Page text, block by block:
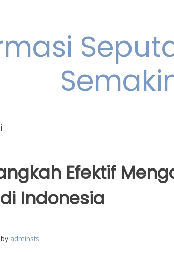
Efektif
Indonesia
by adminsts